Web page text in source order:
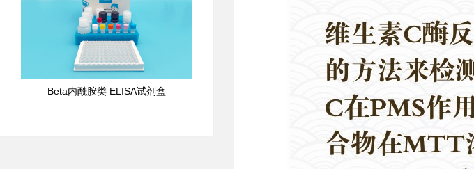
Beta内酰胺类 ELISA试剂盒